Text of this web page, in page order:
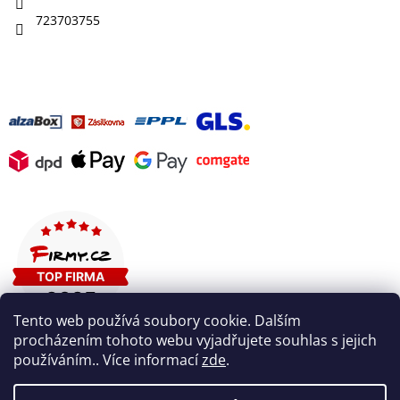
Tento web používá soubory cookie. Dalším
procházením tohoto webu vyjadřujete souhlas s jejich
používáním.. Více informacízde.
723703755